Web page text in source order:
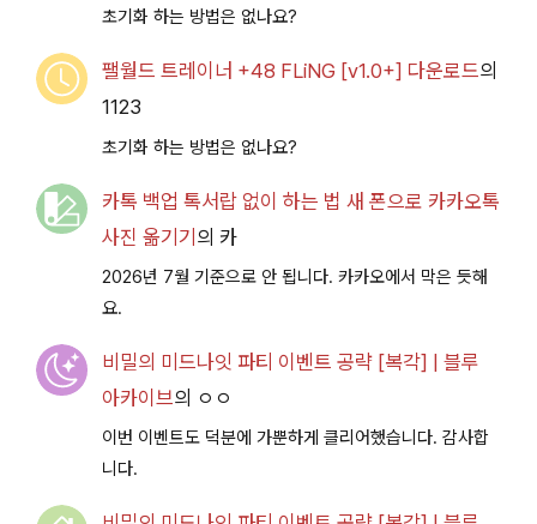
초기화 하는 방법은 없나요?
팰월드 트레이너 +48 FLiNG [v1.0+] 다운로드의
1123
초기화 하는 방법은 없나요?
카톡 백업 톡서랍 없이 하는 법 새 폰으로 카카오톡
사진 옮기기 의 카
2026년 7월 기준으로 안 됩니다. 카카오에서 막은 듯해
요.
비밀의 미드나잇 파티 이벤트 공략 [복각] | 블루
아카이브의 ㅇㅇ
이번 이벤트도 덕분에 가뿐하게 클리어했습니다. 감사합
니다.